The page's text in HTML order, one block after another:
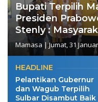
Bupati Terpilih
Presiden
Stenly :
Mamasa |Jumat, 31
HEADLINE
Pelantikan Gubernur
dan Wagub Terpilih
Sulbar Disambut Baik